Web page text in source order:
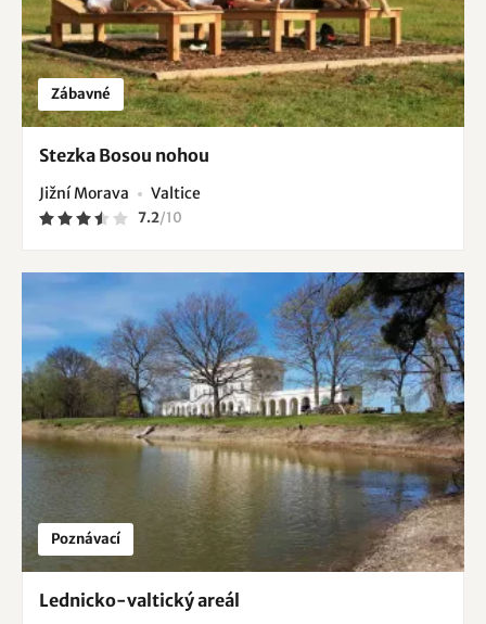
Zábavné
Stezka Bosou nohou
Jižní Morava Valtice
7.2/10
Poznávací
Lednicko-valtický areál